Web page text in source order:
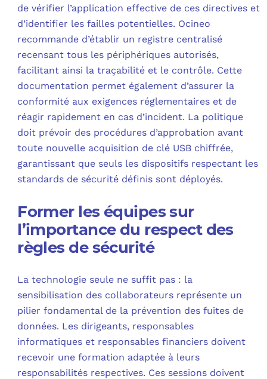
de vérifier l’application effective de ces directives et
d’identifier les failles potentielles. Ocineo
recommande d’établir un registre centralisé
recensant tous les périphériques autorisés,
facilitant ainsi la traçabilité et le contrôle. Cette
documentation permet également d’assurer la
conformité aux exigences réglementaires et de
réagir rapidement en cas d’incident. La politique
doit prévoir des procédures d’approbation avant
toute nouvelle acquisition de clé USB chiffrée,
garantissant que seuls les dispositifs respectant les
standards de sécurité définis sont déployés.
Former les équipes sur
l’importance du respect des
règles de sécurité
La technologie seule ne suffit pas : la
sensibilisation des collaborateurs représente un
pilier fondamental de la prévention des fuites de
données. Les dirigeants, responsables
informatiques et responsables financiers doivent
recevoir une formation adaptée à leurs
responsabilités respectives. Ces sessions doivent